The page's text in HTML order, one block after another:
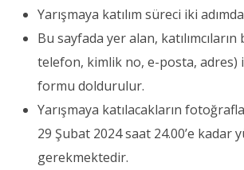
Yarışmaya katılım süreci iki
Bu sayfada yer alan,
telefon, kimlik no, e-posta, adres)
formu doldurulur.
Yarışmaya katılacakların
29 Şubat 2024 saat 24.00’e kadar
gerekmektedir.